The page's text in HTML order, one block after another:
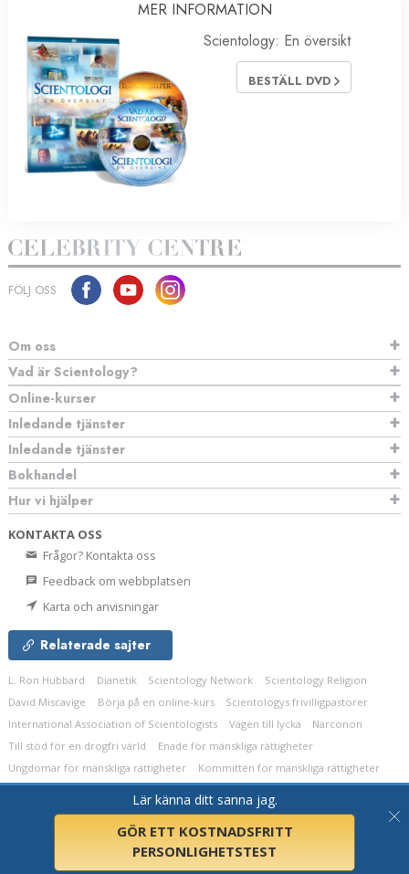
MER INFORMATION
Scientology: En översikt
BESTÄLL DVD
Lär känna ditt sanna jag.
GÖR ETT KOSTNADSFRITT
PERSONLIGHETSTEST
FÖLJ OSS
Om oss
Vad är Scientology?
Online-kurser
Inledande tjänster
Inledande tjänster
Bokhandel
Hur vi hjälper
KONTAKTA OSS
Frågor? Kontakta oss
Feedback om webbplatsen
Karta och anvisningar
Relaterade sajter
L. Ron Hubbard Dianetik Scientology Network
Scientology Religion
David Miscavige
Börja på en online-kurs
Scientologys frivilligpastorer
International Association of Scientologists
Vägen till lycka
Narconon
Till stöd för en drogfri värld
Enade för mänskliga rättigheter
Ungdomar för mänskliga rättigheter
Kommittén för mänskliga rättigheter
Church of Scientology Celebrity Centre International.
förbehållna.Integritetsmeddelande•Cookie-policy•Användarvillkor• Juridiskt